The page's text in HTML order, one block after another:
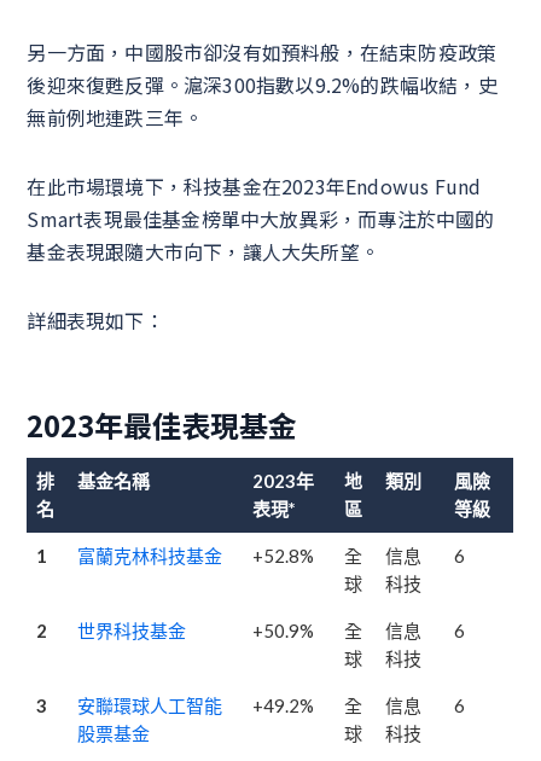
另一方面，中國股市卻沒有如預料般，在結束防疫政策
後迎來復甦反彈。滬深300指數以9.2%的跌幅收結，史
無前例地連跌三年。
在此市場環境下，科技基金在2023年Endowus Fund
Smart表現最佳基金榜單中大放異彩，而專注於中國的
基金表現跟隨大市向下，讓人大失所望。
詳細表現如下：
2023年最佳表現基金
排
名
基金名稱
2023年
表現*
地
區
類別
風險
等級
1 富蘭克林科技基金 +52.8%
全
球
信息
科技
6
2 世界科技基金 +50.9%
全
球
信息
科技
6
3
安聯環球人工智能
股票基金
+49.2%
全
球
信息
科技
6